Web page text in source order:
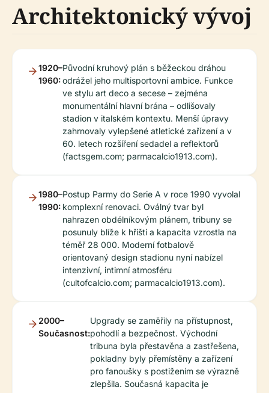
Architektonický vývoj
1920–
1960:
Původní kruhový plán s běžeckou dráhou
odrážel jeho multisportovní ambice. Funkce
ve stylu art deco a secese – zejména
monumentální hlavní brána – odlišovaly
stadion v italském kontextu. Menší úpravy
zahrnovaly vylepšené atletické zařízení a v
60. letech rozšíření sedadel a reflektorů
(factsgem.com; parmacalcio1913.com).
1980–
1990:
Postup Parmy do Serie A v roce 1990 vyvolal
komplexní renovaci. Oválný tvar byl
nahrazen obdélníkovým plánem, tribuny se
posunuly blíže k hřišti a kapacita vzrostla na
téměř 28 000. Moderní fotbalově
orientovaný design stadionu nyní nabízel
intenzivní, intimní atmosféru
(cultofcalcio.com; parmacalcio1913.com).
2000–
Současnost:
Upgrady se zaměřily na přístupnost,
pohodlí a bezpečnost. Východní
tribuna byla přestavěna a zastřešena,
pokladny byly přemístěny a zařízení
pro fanoušky s postižením se výrazně
zlepšila. Současná kapacita je